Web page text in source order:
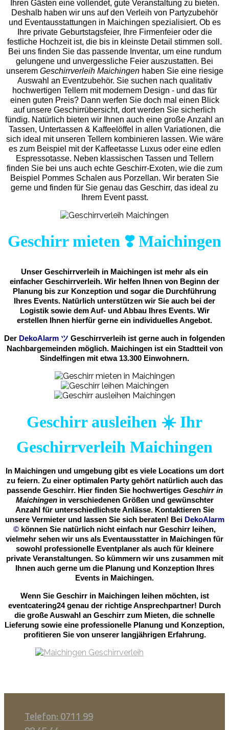
Ihren Gästen eine vollendet, gute Veranstaltung zu bieten.
Deshalb haben wir uns auf den Verleih von Partyzubehör
und Eventausstattungen in Maichingen spezialisiert. Ob es
Ihre private Geburtstagsfeier, Ihre Firmenfeier oder die
festliche Hochzeit ist, die bis in kleinste Detail stimmen soll.
Bei uns finden Sie das passende Inventar, um eine rundum
gelungene und unvergess liche Feier auszustatten. Bei
unserem Geschirrverleih Maichingenhaben Sie eine riesige
Auswahl an Eventzubehör. Sie suchen nach qualitativ
hochwertigen Tellern mit modernem Design - und das für
einen guten Preis? Dann werfen Sie doch mal einen Blick
auf unsere Geschirrübersicht, dort werden Sie sicherlich
fündig. Natürlich bieten wir Ihnen auch eine große Anzahl an
Tassen, Untertassen & Kaffeelöffel in allen Variationen, die
sich ideal mit unseren Tellern kombinieren lassen. Wie wäre
es zum Beispiel mit der Kaffeetasse Luxus oder eine edlen
Espressotasse. Neben klassischen Tassen und Tellern
finden Sie bei uns auch echte Geschirr-Exoten, wie die zum
Beispiel Pommes Schalen aus Porzellan. Wir beraten Sie
gerne und finden für Sie genau das Geschirr, das ideal zu
Ihrem Event passt.
Geschirr mieten ❣️ Maichingen
Unser Geschirrverleih in Maichingen ist mehr als ein
einfacher Geschirrverleih. Wir helfen Ihnen von Beginn der
Planung bis zur Konzeption und sogar die Durchführung
Ihres Events. Natürlich unterstützen wir Sie auch bei der
Logistik sowie dem Auf- und Abbau Ihres Events. Wir
erstellen Ihnen hierfür gerne ein individuelles Angebot.
Der DekoAlarm ツ Geschirrverleih ist gerne auch in folgenden
Nachbargemeinden möglich. Maichingen ist ein Stadtteil von
Sindelfingen mit etwa 13.300 Einwohnern.
Geschirr ausleihen ☀️ Ihr
Geschirrverleih Maichingen
In Maichingen und umgebung gibt es viele Locations um dort
zu feiern. Zu einer optimalen Party gehört natürlich auch das
passende Geschirr. Hier finden Sie hochwertiges Geschirr in
Maichingenin verschiedenen Größen und gewünschter
Anzahl für unterschiedlichste Anlässe. Kontaktieren Sie
unsere Vermieter und lassen Sie sich beraten! Bei DekoAlarm
© können Sie natürlich nicht einfach nur Geschirr leihen,
vielmehr sehen wir uns als Eventausstatter in Maichingen für
sowohl professionelle Eventplaner als auch für kleinere
private Veranstaltungen. So kümmern wir uns zusammen mit
Ihnen auch gerne um die Planung und Konzeption Ihres
Events in Maichingen.
Wenn Sie Geschirr in Maichingen leihen möchten, ist
eventcatering24 genau der richtige Ansprechpartner! Durch
die große Auswahl an Geschirr zum Mieten, die schnelle
Lieferung sowie eine professionelle Planung und Konzeption,
profitieren Sie von unserer langjährigen Erfahrung.
Telefon: 0711 99